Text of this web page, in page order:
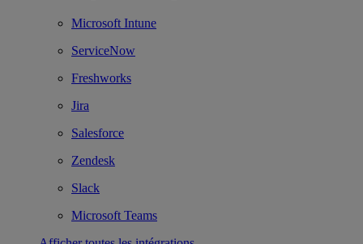
Microsoft Intune
ServiceNow
Freshworks
Jira
Salesforce
Zendesk
Slack
Microsoft Teams